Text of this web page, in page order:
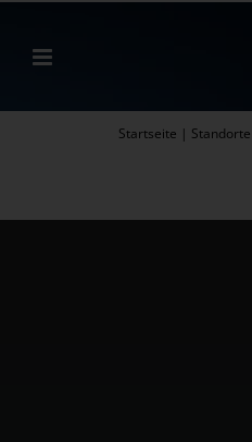
springen
Startseite | Standorte